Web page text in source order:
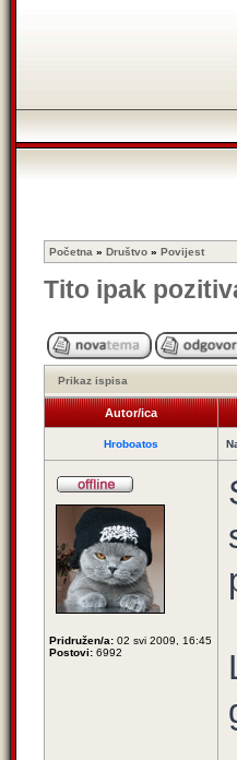
Početna » Društvo » Povijest
Tito ipak
Prikaz ispisa
Autor/ica
Hroboatos
Pridružen/a: 02 svi 2009, 16:45
Postovi: 6992